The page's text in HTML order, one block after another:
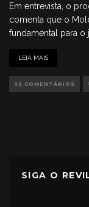
Em entrevista, o
comenta que o
fundamental para o
LEIA MAIS
92 COMENTÁRIOS
SIGA O